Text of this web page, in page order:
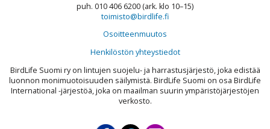
puh. 010 406 6200 (ark. klo 10–15)
toimisto@birdlife.fi
Osoitteenmuutos
Henkilöstön yhteystiedot
BirdLife Suomi ry on lintujen suojelu- ja harrastusjärjestö, joka edistää
luonnon monimuotoisuuden säilymistä. BirdLife Suomi on osa BirdLife
International -järjestöä, joka on maailman suurin ympäristöjärjestöjen
verkosto.